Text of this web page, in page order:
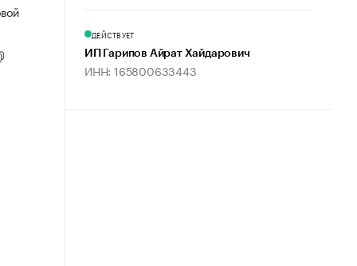
ДЕЙСТВУЕТ
ИП Гарипов Айрат Хайдарович
ИНН: 165800633443